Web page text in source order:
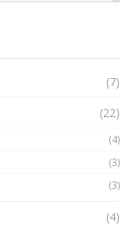
kiện ảnh hưởng
| Phổ cập
(7)
(22)
(4)
(3)
(3)
(4)